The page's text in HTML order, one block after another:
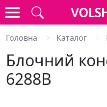
Головна Каталог
Блочний
6288B